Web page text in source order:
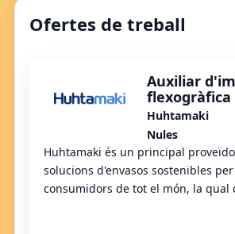
Ofertes de treball
Auxiliar
Huhtamaki
Nules
Huhtamaki és un principal
solucions d'envasos sostenibles per
consumidors de tot el món, la qual